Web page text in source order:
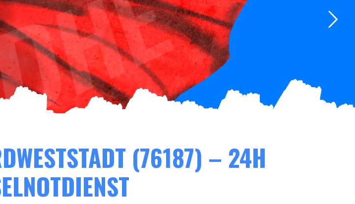
(76187) – 24H